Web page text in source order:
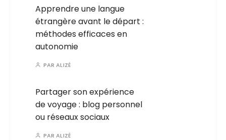
Apprendre une langue
étrangère avant le départ :
méthodes efficaces en
autonomie
PARALIZÉ
Partager son expérience
de voyage : blog personnel
ou réseaux sociaux
PARALIZÉ